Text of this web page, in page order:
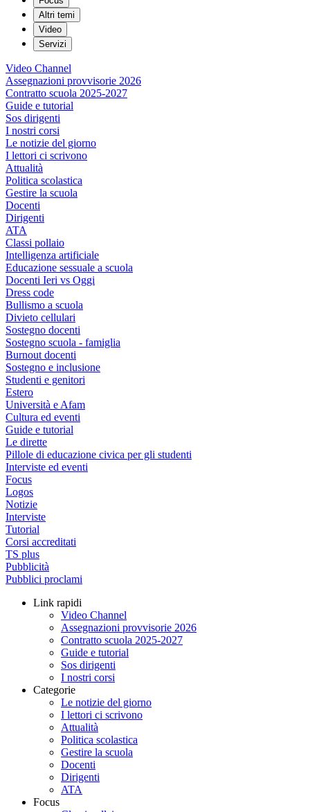
Altri temi
Video
Servizi
Video Channel
Assegnazioni provvisorie 2026
Contratto scuola 2025-2027
Guide e tutorial
Sos dirigenti
I nostri corsi
Le notizie del giorno
I lettori ci scrivono
Attualità
Politica scolastica
Gestire la scuola
Docenti
Dirigenti
ATA
Classi pollaio
Intelligenza artificiale
Educazione sessuale a scuola
Docenti Ieri vs Oggi
Dress code
Bullismo a scuola
Divieto cellulari
Sostegno docenti
Sostegno scuola - famiglia
Burnout docenti
Sostegno e inclusione
Studenti e genitori
Estero
Università e Afam
Cultura ed eventi
Guide e tutorial
Le dirette
Pillole di educazione civica per gli studenti
Interviste ed eventi
Focus
Logos
Notizie
Interviste
Tutorial
Corsi accreditati
TS plus
Pubblicità
Pubblici proclami
Link rapidi
Video Channel
Assegnazioni provvisorie 2026
Contratto scuola 2025-2027
Guide e tutorial
Sos dirigenti
I nostri corsi
Categorie
Le notizie del giorno
I lettori ci scrivono
Attualità
Politica scolastica
Gestire la scuola
Docenti
Dirigenti
ATA
Focus